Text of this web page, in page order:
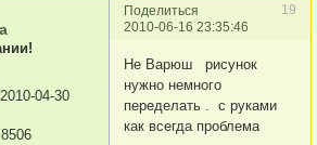
Поделиться
19
2010-06-16 23:35:46
04-30
8506
Не Варюш рисунок
нужно немного
переделать . с руками
как всегда проблема